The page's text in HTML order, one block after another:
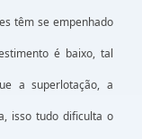
têm se empenhado
é baixo, tal
a superlotação, a
isso tudo dificulta o